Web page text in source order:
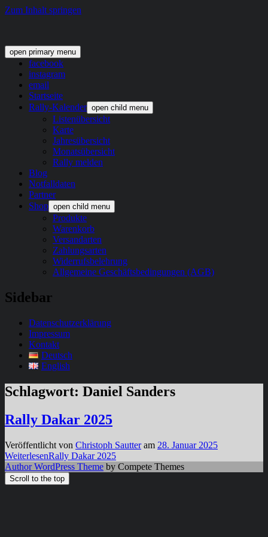
Zum Inhalt springen
open primary menu
facebook
instagram
email
Startseite
Rally-Kalender open child menu
Listenübersicht
Karte
Jahresübersicht
Monatsübersicht
Rally melden
Blog
Notfalldaten
Partner
Shop open child menu
Produkte
Warenkorb
Versandarten
Zahlungsarten
Widerrufsbelehrung
Allgemeine Geschäftsbedingungen (AGB)
Sidebar
Datenschutzerklärung
Impressum
Kontakt
Deutsch
English
Schlagwort: Daniel Sanders
Rally Dakar 2025
Veröffentlicht von Christoph Sautteram 28. Januar 2025
WeiterlesenRally Dakar 2025
Author WordPress Theme by Compete Themes
Scroll to the top